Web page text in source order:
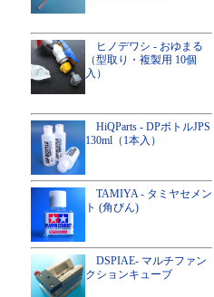
ヒノデワシ - おゆまる
（型取り・複製用 10個
入）
HiQParts - DPボトルJPS
130ml（1本入）
TAMIYA - タミヤセメン
ト (角びん)
DSPIAE- マルチファン
クションキューブ